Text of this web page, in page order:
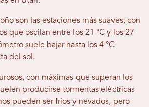
son las estaciones más suaves, con
que oscilan entre los 21 °C y los 27
suele bajar hasta los 4 °C
del sol.
con máximas que superan los
producirse tormentas eléctricas
pueden ser fríos y nevados, pero